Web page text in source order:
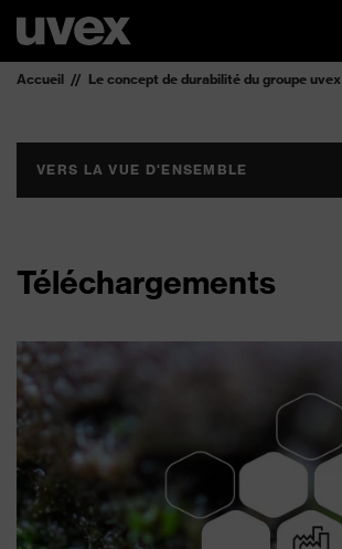
Accueil Le concept de durabilité du groupe uvex
VERS LA VUE D'ENSEMBLE
Téléchargements